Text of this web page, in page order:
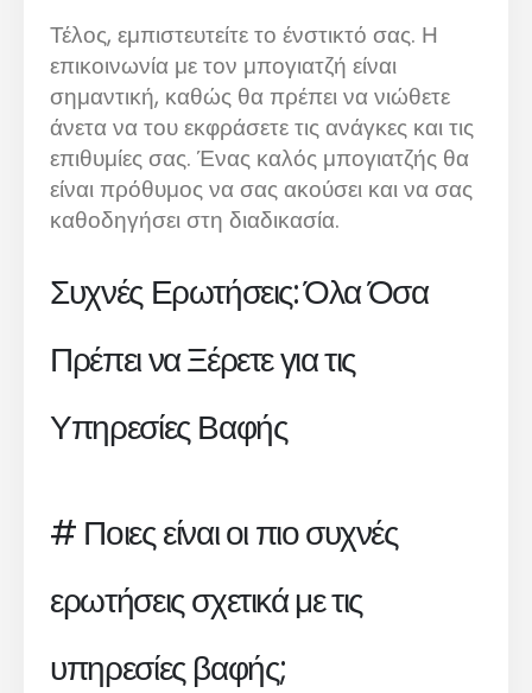
Τέλος, εμπιστευτείτε το ένστικτό σας. Η
επικοινωνία με τον μπογιατζή είναι
σημαντική, καθώς θα πρέπει να νιώθετε
άνετα να του εκφράσετε τις ανάγκες και τις
επιθυμίες σας. Ένας καλός μπογιατζής θα
είναι πρόθυμος να σας ακούσει και να σας
καθοδηγήσει στη διαδικασία.
Συχνές Ερωτήσεις: Όλα Όσα
Πρέπει να Ξέρετε για τις
Υπηρεσίες Βαφής
# Ποιες είναι οι πιο συχνές
ερωτήσεις σχετικά με τις
υπηρεσίες βαφής;